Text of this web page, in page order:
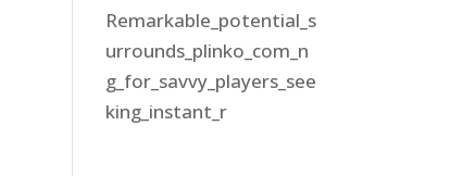
Remarkable_potential_s
urrounds_plinko_com_n
g_for_savvy_players_see
king_instant_r